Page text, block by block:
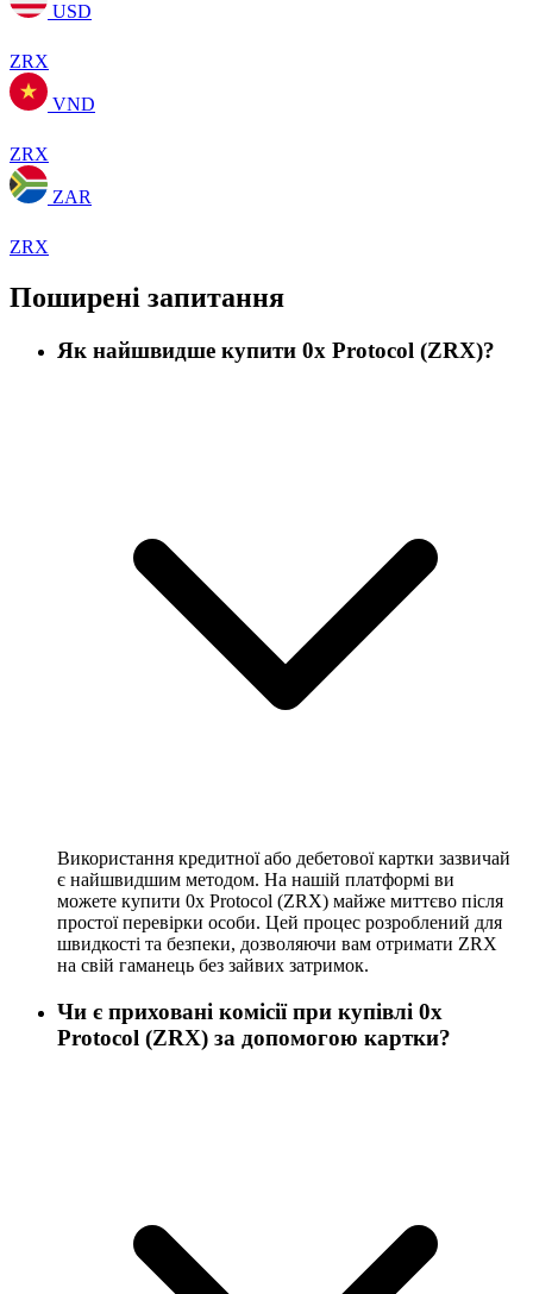
USD
ZRX
VND
ZRX
ZAR
ZRX
Поширені запитання
Як найшвидше купити 0x Protocol (ZRX)?
Використання кредитної або дебетової картки зазвичай
є найшвидшим методом. На нашій платформі ви
можете купити 0x Protocol (ZRX) майже миттєво після
простої перевірки особи. Цей процес розроблений для
швидкості та безпеки, дозволяючи вам отримати ZRX
на свій гаманець без зайвих затримок.
Чи є приховані комісії при купівлі 0x
Protocol (ZRX) за допомогою картки?